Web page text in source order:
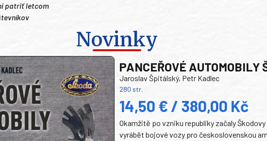
patriť letcom
Novinky
PANCEŘOVÉ AUTOMOBILY
Jaroslav Špitálský, Petr Kadlec
280 str.
14,50 € / 380,00 Kč
Okamžitě po vzniku republiky začaly
vyrábět bojové vozy pro československou